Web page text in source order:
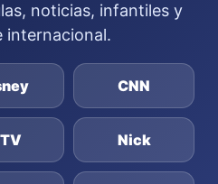
noticias, infantiles y
internacional.
CNN
Nick